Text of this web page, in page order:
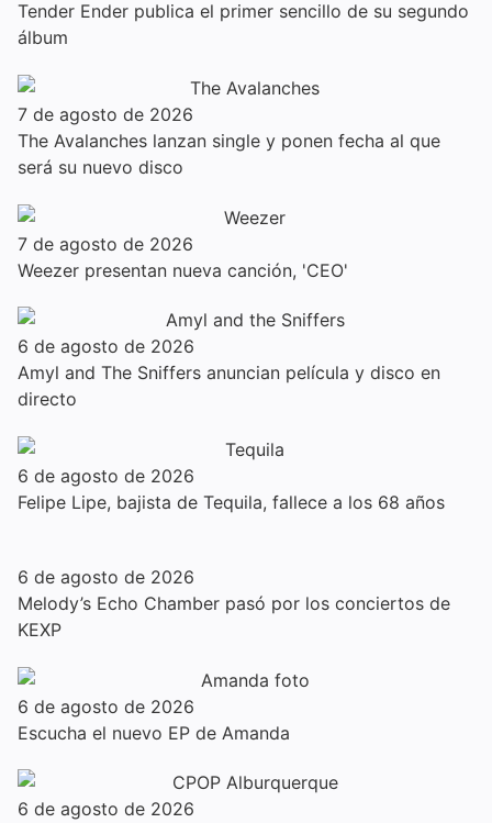
Tender Ender publica el primer sencillo de su segundo
álbum
7 de agosto de 2026
The Avalanches lanzan single y ponen fecha al que
será su nuevo disco
7 de agosto de 2026
Weezer presentan nueva canción, 'CEO'
6 de agosto de 2026
Amyl and The Sniffers anuncian película y disco en
directo
6 de agosto de 2026
Felipe Lipe, bajista de Tequila, fallece a los 68 años
6 de agosto de 2026
Melody’s Echo Chamber pasó por los conciertos de
KEXP
6 de agosto de 2026
Escucha el nuevo EP de Amanda
6 de agosto de 2026